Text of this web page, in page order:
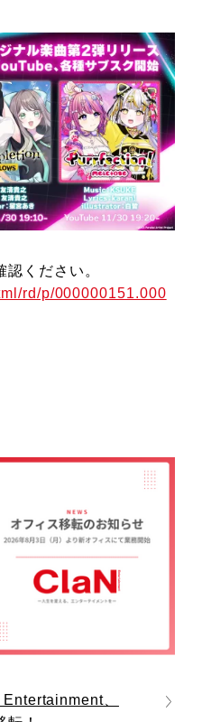
ください。
rd/p/000000151.000
、